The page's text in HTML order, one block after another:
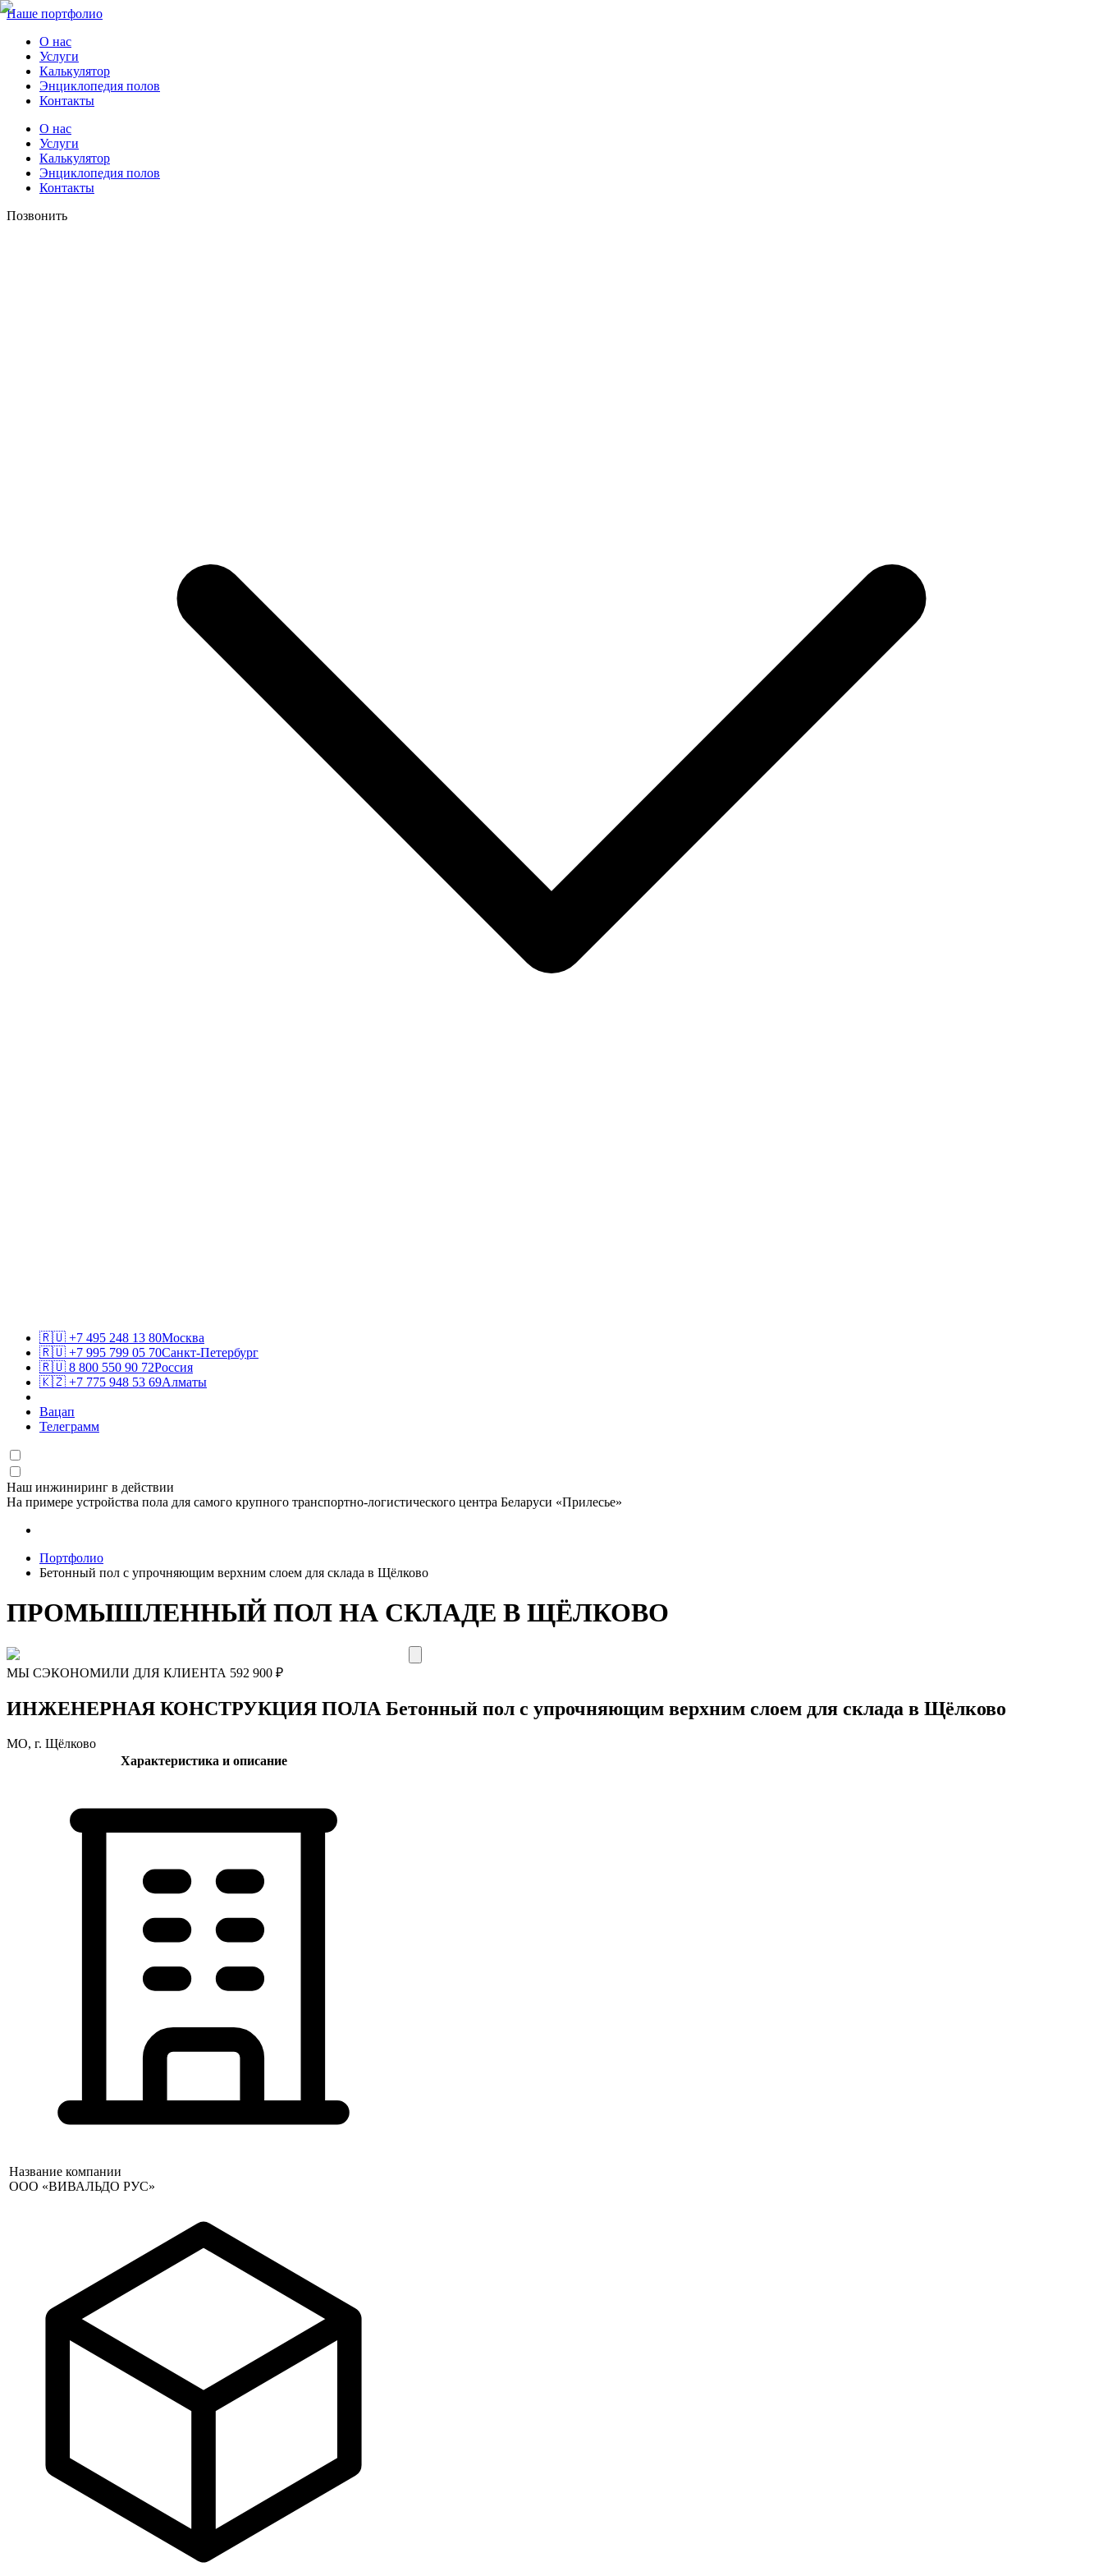
Наше портфолио
О нас
Услуги
Калькулятор
Энциклопедия полов
Контакты
О нас
Услуги
Калькулятор
Энциклопедия полов
Контакты
Позвонить
🇷🇺 +7 495 248 13 80Москва
🇷🇺 +7 995 799 05 70Санкт-Петербург
🇷🇺 8 800 550 90 72Россия
🇰🇿 +7 775 948 53 69Алматы
Вацап
Телеграмм
Наш инжиниринг в действии
На примере устройства пола для самого крупного транспортно-логистического центра Беларуси «Прилесье»
Портфолио
Бетонный пол с упрочняющим верхним слоем для склада в Щёлково
ПРОМЫШЛЕННЫЙ ПОЛ НА СКЛАДЕ В ЩЁЛКОВО
МЫ СЭКОНОМИЛИ ДЛЯ КЛИЕНТА 592 900 ₽
ИНЖЕНЕРНАЯ КОНСТРУКЦИЯ ПОЛА Бетонный пол с упрочняющим верхним слоем для склада в Щёлково
МО, г. Щёлково
Характеристика и описание
Название компании
ООО «ВИВАЛЬДО РУС»